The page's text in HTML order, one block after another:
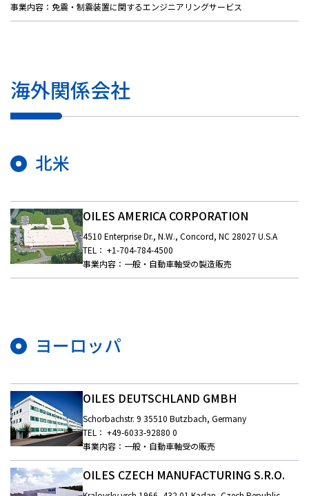
事業内容：免震・制震装置に関するエンジニアリングサービス
海外関係会社
北米
OILES AMERICA CORPORATION
4510 Enterprise Dr., N.W., Concord, NC 28027 U.S.A
TEL： +1-704-784-4500
事業内容：一般・自動車軸受の製造販売
ヨーロッパ
OILES DEUTSCHLAND GMBH
Schorbachstr. 9 35510 Butzbach, Germany
TEL： +49-6033-92880 0
事業内容：一般・自動車軸受の販売
OILES CZECH MANUFACTURING S.R.O.